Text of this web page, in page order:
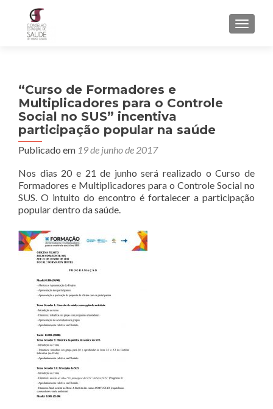
“Curso de Formadores e
Multiplicadores para o Controle
Social no SUS” incentiva
participação popular na saúde
Publicado em 19 de junho de 2017
Nos dias 20 e 21 de junho será realizado o Curso de
Formadores e Multiplicadores para o Controle Social no
SUS. O intuito do encontro é fortalecer a participação
popular dentro da saúde.